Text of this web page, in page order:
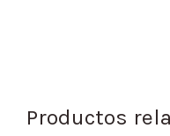
Productos